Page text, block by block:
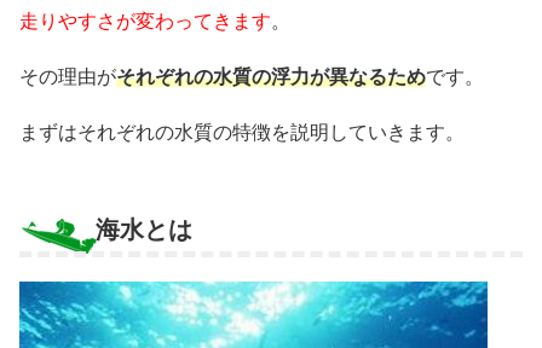
走りやすさが変わってきます。
その理由がそれぞれの水質の浮力が異なるためです。
まずはそれぞれの水質の特徴を説明していきます。
海水とは